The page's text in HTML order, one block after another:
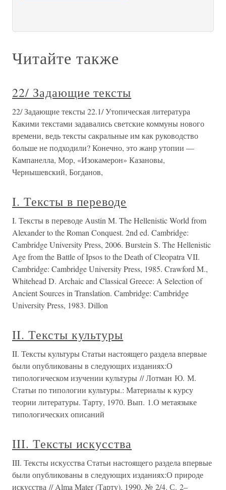
Читайте также
22/ Задающие тексты
22/ Задающие тексты 22.1/ Утопическая литература
Какими текстами задавались светские коммуны нового
времени, ведь тексты сакральные им как руководство
больше не подходили? Конечно, это жанр утопии —
Кампанелла, Мор, «Изокамерон» Казановы,
Чернышевский, Богданов,
I. Тексты в переводе
I. Тексты в переводе Austin M. The Hellenistic World from
Alexander to the Roman Conquest. 2nd ed. Cambridge:
Cambridge University Press, 2006. Burstein S. The Hellenistic
Age from the Battle of Ipsos to the Death of Cleopatra VII.
Cambridge: Cambridge University Press, 1985. Crawford M.,
Whitehead D. Archaic and Classical Greece: A Selection of
Ancient Sources in Translation. Cambridge: Cambridge
University Press, 1983. Dillon
II. Тексты культуры
II. Тексты культуры Статьи настоящего раздела впервые
были опубликованы в следующих изданиях:О
типологическом изучении культуры // Лотман Ю. М.
Статьи по типологии культуры.: Материалы к курсу
теории литературы. Тарту, 1970. Вып. 1.О метаязыке
типологических описаний
III. Тексты искусства
III. Тексты искусства Статьи настоящего раздела впервые
были опубликованы в следующих изданиях:О природе
искусства // Alma Mater (Тарту). 1990. № 2/4. С. 2–